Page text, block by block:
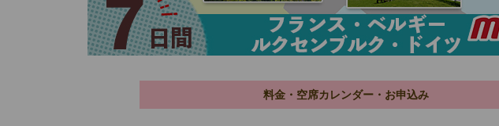
料金・空席カレンダー・お申込み